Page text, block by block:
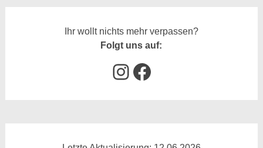
Ihr wollt nichts mehr verpassen?
Folgt uns auf:
Instagram
Facebook